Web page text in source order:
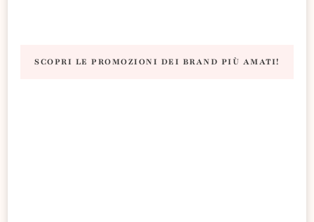
SCOPRI LE PROMOZIONI DEI BRAND PIÙ AMATI!